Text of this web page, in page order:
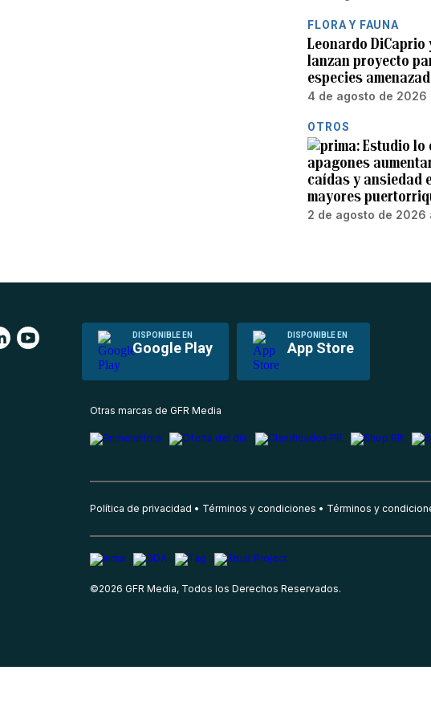
FLORA Y FAUNA
Leonardo DiCaprio
lanzan proyecto
especies
4 de agosto de 2026
OTROS
Estudio lo
apagones
caídas y ansiedad
mayores
2 de agosto de 2026
DISPONIBLE EN
Google Play
DISPONIBLE EN
App Store
Otras marcas de GFR Media
Política de privacidad Términos y condiciones Términos y
©2026 GFR Media, Todos los Derechos Reservados.